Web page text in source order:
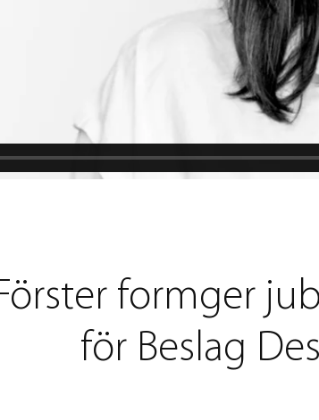
formger
för Beslag